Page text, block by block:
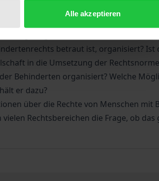
Alle akzeptieren
von Menschen mit
die in Behindertenrecht
betraut ist, organisiert? Ist
in die Umsetzung der
Behinderten organisiert? Welche
er dazu?
über die Rechte von Menschen mit
Rechtsbereichen die Frage, ob das